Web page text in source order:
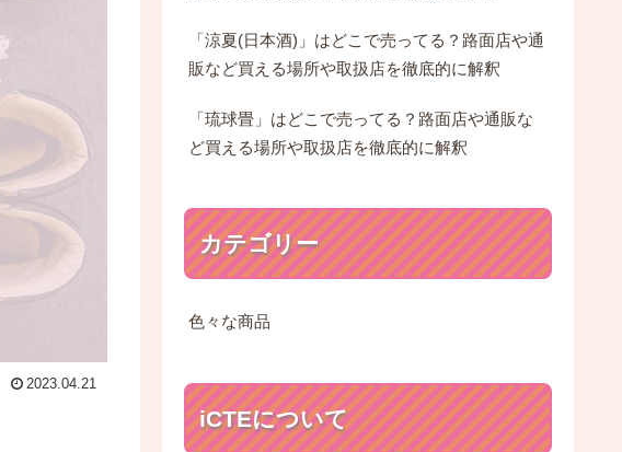
2023.04.21
「涼夏(日本酒)」はどこで売ってる？路面店や通
販など買える場所や取扱店を徹底的に解釈
「琉球畳」はどこで売ってる？路面店や通販な
ど買える場所や取扱店を徹底的に解釈
カテゴリー
色々な商品
iCTEについて